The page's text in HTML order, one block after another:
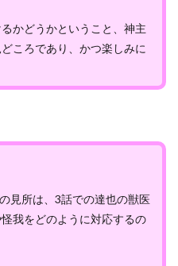
かどうかということ、神主
ころであり、かつ楽しみに
見所は、3話での達也の獣医
我をどのように対応するの